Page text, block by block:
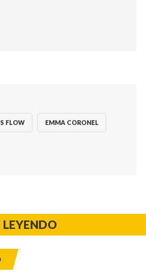
FLOW EMMA CORONEL
LEYENDO